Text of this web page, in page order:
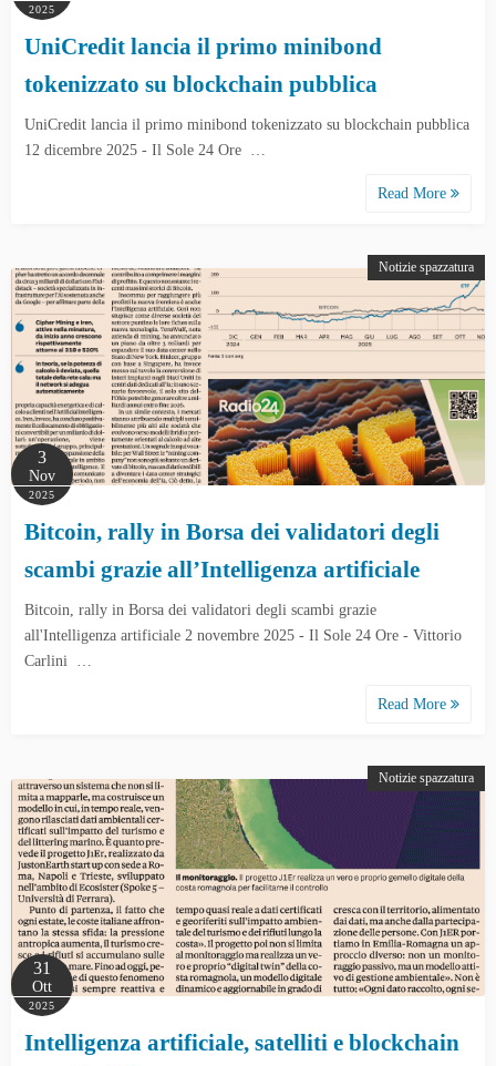
2025
UniCredit lancia il primo minibond
tokenizzato su blockchain pubblica
UniCredit lancia il primo minibond tokenizzato su blockchain pubblica
12 dicembre 2025 - Il Sole 24 Ore …
Read More
Notizie spazzatura
3
Nov
2025
Bitcoin, rally in Borsa dei validatori degli
scambi grazie all’Intelligenza artificiale
Bitcoin, rally in Borsa dei validatori degli scambi grazie
all'Intelligenza artificiale 2 novembre 2025 - Il Sole 24 Ore - Vittorio
Carlini …
Read More
Notizie spazzatura
31
Ott
2025
Intelligenza artificiale, satelliti e blockchain